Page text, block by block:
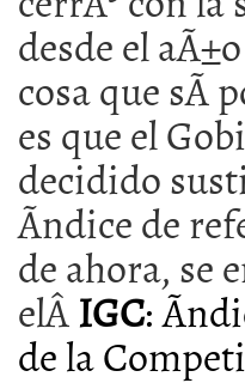
desde el aÃ±o
cosa que sÃ­
es que el
decidido
Ã­ndice de
de ahora, se
elÂIGC:
de la